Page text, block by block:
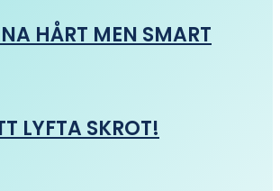
HÅRT MEN SMART
LYFTA SKROT!